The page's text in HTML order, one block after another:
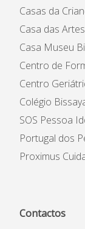
Casas da
Casa das
Casa Museu
Centro de
Centro
Colégio
SOS Pessoa
Portugal dos
Proximus
Contactos